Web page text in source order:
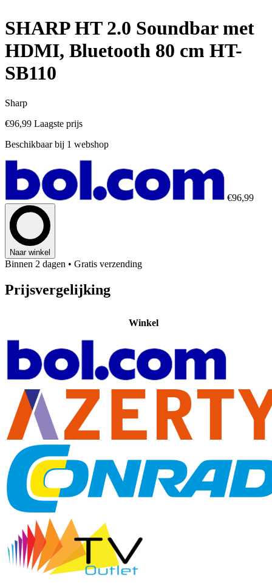
SHARP HT 2.0 Soundbar met
HDMI, Bluetooth 80 cm HT-
SB110
Sharp
€96,99 Laagste prijs
Beschikbaar bij 1 webshop
€96,99
Naar winkel
Binnen 2 dagen • Gratis verzending
Prijsvergelijking
Winkel